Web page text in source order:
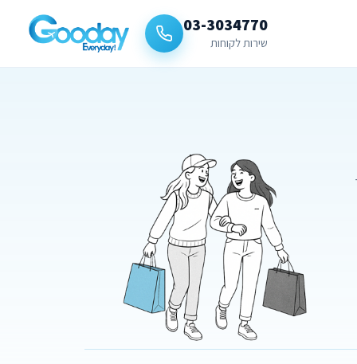
03-3034770
שירות לקוחות